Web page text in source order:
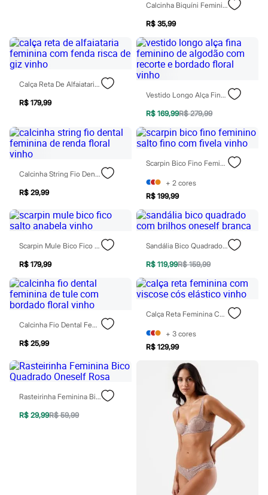
Roupas menina
0 a 24 meses
1 a 5 anos
4 a 12 anos
10 a 16 anos
0 a 24 meses
4 a 12 anos
10 a 16 anos
Acessórios
Recém-nascido
Bolsas e Mochilas
Chapéus
Calçados
Chinelos
Pantufas
Sandálias
Diversão
Marcas
Baby Club
Fifteen
Miss Fifteen
Palomino
Moda íntima
Calcinhas
Meias
Pijamas
Moda praia
Biquínis e Maiôs
Sungas
Calcinha Biquíni Feminina De Renda Floral Rosa
R$ 35,99
Calça Reta De Alfaiataria Feminina Com Fenda Risca De Giz Vinho
R$ 179,99
Vestido Longo Alça Fina Feminino De Algodão Com Recorte E Bordado Floral Vinho
R$ 169,99R$ 279,99
Calcinha String Fio Dental Feminina De Renda Floral Vinho
R$ 29,99
Scarpin Bico Fino Feminino Salto Fino Com Fivela Vinho
+ 2 cores
R$ 199,99
Scarpin Mule Bico Fico Salto Anabela Vinho
R$ 179,99
Sandália Bico Quadrado Com Brilhos Oneself Branca
R$ 119,99R$ 159,99
Calcinha Fio Dental Feminina De Tule Com Bordado Floral Vinho
R$ 25,99
Calça Reta Feminina Com Viscose Cós Elástico Vinho
+ 3 cores
R$ 129,99
Rasteirinha Feminina Bico Quadrado Oneself Rosa
R$ 29,99R$ 59,99